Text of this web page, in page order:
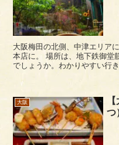
大阪梅田の北側、中津エリア
本店に。 場所は、地下鉄御堂
でしょうか。わかりやすい行
大阪
つ